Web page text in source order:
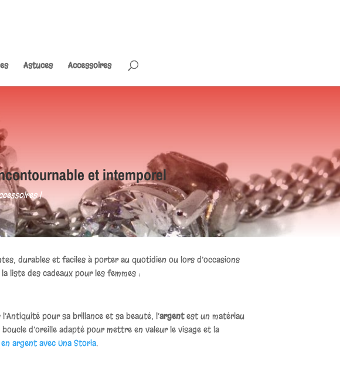
Astuces Accessoires
et intemporel
durables et faciles à porter au quotidien ou lors d’occasions
liste des cadeaux pour les femmes :
pour sa brillance et sa beauté, l’argentest un matériau
d’oreille adapté pour mettre en valeur le visage et la
argent avec Una Storia.